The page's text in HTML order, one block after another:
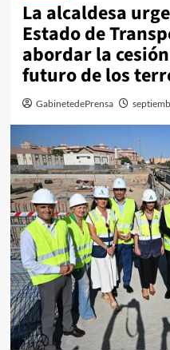
La alcaldesa
Estado de
abordar la
futuro de los
GabinetedePrensa